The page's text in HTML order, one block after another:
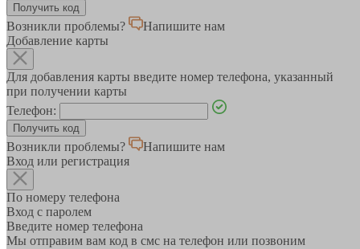
Возникли проблемы?
Напишите нам
Добавление карты
Для добавления карты введите номер телефона, указанный
при получении карты
Телефон:
Возникли проблемы?
Напишите нам
Вход или регистрация
По номеру телефона
Вход с паролем
Введите номер телефона
Мы отправим вам код в смс на телефон или позвоним